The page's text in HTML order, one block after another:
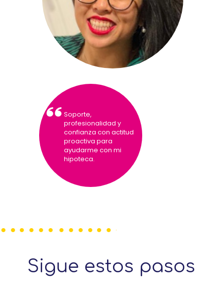
Soporte,
profesionalidad y
confianza con actitud
proactiva para
ayudarme con mi
hipoteca.
nos han acompañado en todo el
proceso resolviendo todas nuestras
dudas. ¡Muy recomendable!
Sigue estos pasos